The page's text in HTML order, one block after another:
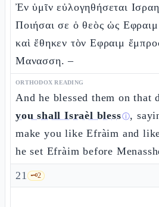
Ἐν ὑμῖν εὐλογηθήσεται
Ποιήσαι σε ὁ θεὸς ὡς
καὶ ἔθηκεν τὸν Εφραιμ
Μανασση. –
ORTHODOX READING
And he blessed them on that
you shall Israèl blessⓘ,
make you like Efràim and
he set Efràim before
21 🗝️2